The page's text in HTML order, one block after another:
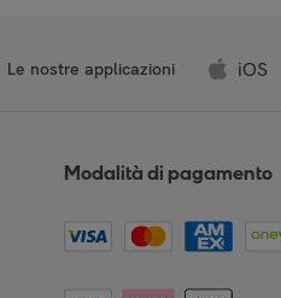
Le nostre applicazioni iOS
Modalità di pagamento